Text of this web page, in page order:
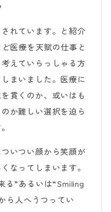
れています。と紹介
医療を天賦の仕事と
えていらっしゃる方
まいました。医療に
貫くのか、或いはも
か難しい選択を迫ら
いつい顔から笑顔が
なってしまいます。
る”あるいは“Smiling
ら人へうつってい